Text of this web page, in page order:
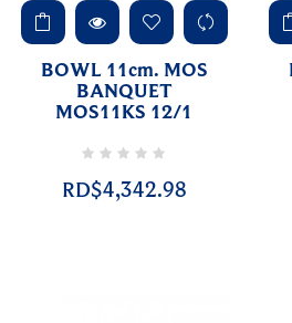
BOWL 11cm. MOS
BANQUET
MOS11KS 12/1
RD$4,342.98